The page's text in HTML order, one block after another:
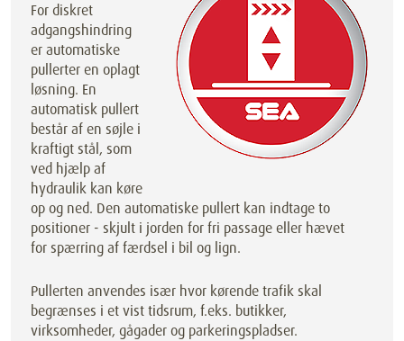
For diskret
adgangshindring
er automatiske
pullerter en oplagt
løsning. En
automatisk pullert
består af en søjle i
kraftigt stål, som
ved hjælp af
hydraulik kan køre
op og ned. Den automatiske pullert kan indtage to
positioner - skjult i jorden for fri passage eller hævet
for spærring af færdsel i bil og lign.
Pullerten anvendes især hvor kørende trafik skal
begrænses i et vist tidsrum, f.eks. butikker,
virksomheder, gågader og parkeringspladser.